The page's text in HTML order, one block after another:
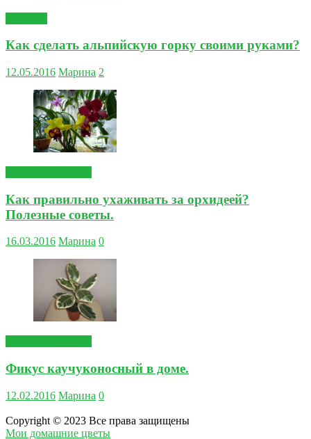
Как сделать альпийскую горку своими руками?
12.05.2016 Марина 2
Как правильно ухаживать за орхидеей?
Полезные советы.
16.03.2016 Марина 0
Фикус каучуконосный в доме.
12.02.2016 Марина 0
Copyright © 2023 Все права защищены
Мои домашние цветы